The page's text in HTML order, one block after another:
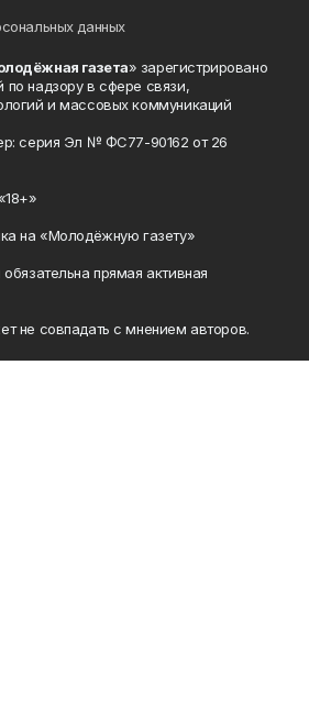
данных
газета» зарегистрировано
надзору в сфере связи,
и массовых коммуникаций
серия Эл № ФС77-90162 от 26
на «Молодёжную газету»
прямая активная
не совпадать с мнением авторов.